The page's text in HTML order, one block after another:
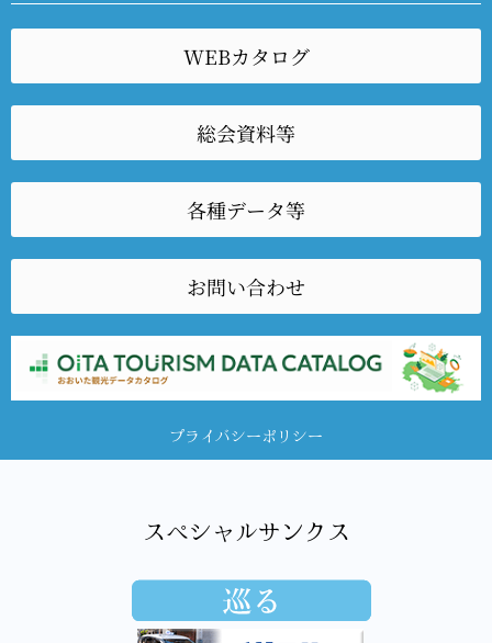
WEBカタログ
総会資料等
各種データ等
お問い合わせ
プライバシーポリシー
スペシャルサンクス